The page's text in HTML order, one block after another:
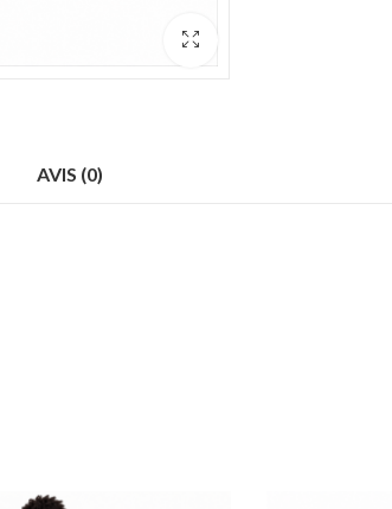
AVIS (0)